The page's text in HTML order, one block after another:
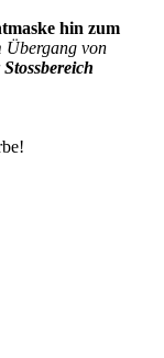
hin zum
Übergang von
Stossbereich